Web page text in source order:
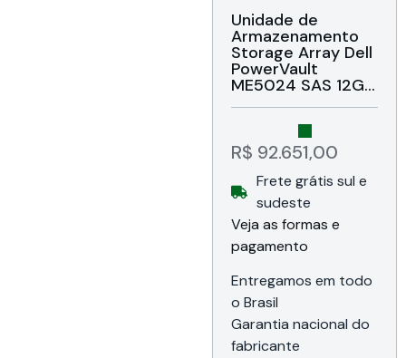
Unidade de
Armazenamento
Storage Array Dell
PowerVault
ME5024 SAS 12Gb
Controladoras SAS
12Gb, Suporta até
24 unidades SFF,
RAID 0, 1, 5, 6, 10,
Gerenciamento
ME Storage
Manager (MESM),
Frontal de
2 Fontes (1+1) de
580W, Formato
Rack 2U com
trilhos, Garantia de
48 meses
R$ 92.651,00
Frete grátis sul e
sudeste
Veja as formas e
pagamento
Entregamos em todo
o Brasil
Garantia nacional do
fabricante